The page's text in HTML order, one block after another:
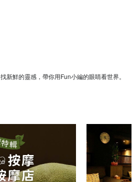
新鮮的靈感，帶你用Fun小編的眼睛看世界。